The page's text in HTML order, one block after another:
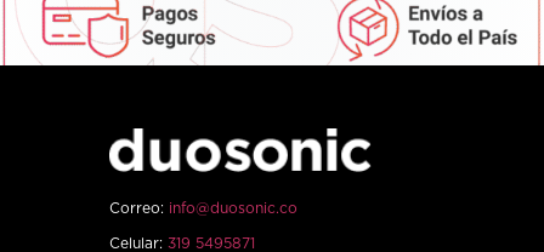
Correo: info@duosonic.co
Celular: 319 5495871